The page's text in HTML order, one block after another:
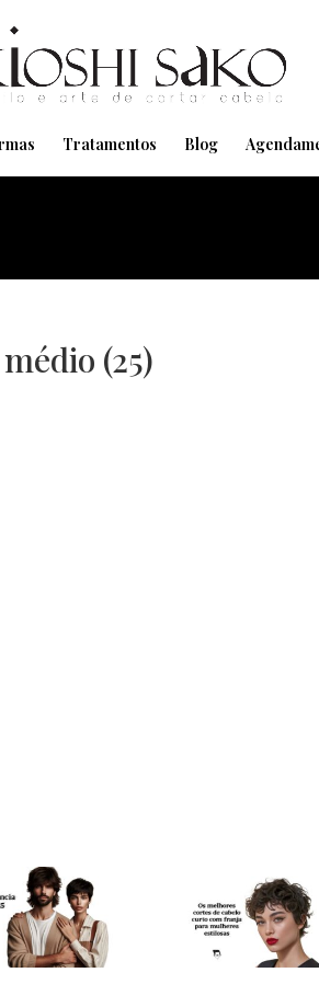
Tratamentos Blog
(25)
transformar seu Visual??
pelo Whatsapp